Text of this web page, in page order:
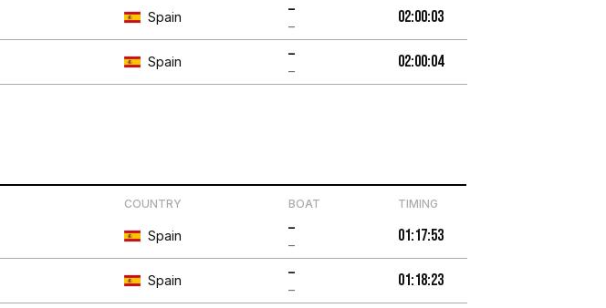
Spain
–
–
02:00:03
Spain
–
–
02:00:04
COUNTRY BOAT TIMING
Spain
–
–
01:17:53
Spain
–
–
01:18:23